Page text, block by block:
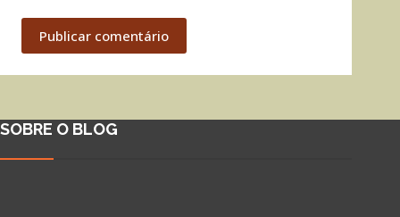
Publicar comentário
SOBRE O BLOG